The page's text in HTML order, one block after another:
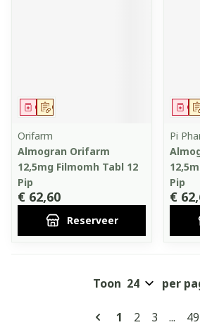
Op voorschrift
Geneesmiddel
Orifarm
Almogran Orifarm
12,5mg Filmomh Tabl 12
Pip
€ 62,60
Reserveer
Pi
Pip
€
Pagina's
U lees
1 Pagina
2 Pagina
3 ... 49
Toon per